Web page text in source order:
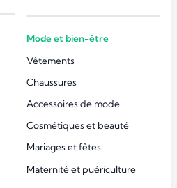
Mode et bien-être
Vêtements
Chaussures
Accessoires de mode
Cosmétiques et beauté
Mariages et fêtes
Maternité et puériculture